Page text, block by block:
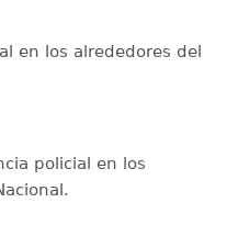
en los alrededores del
policial en los